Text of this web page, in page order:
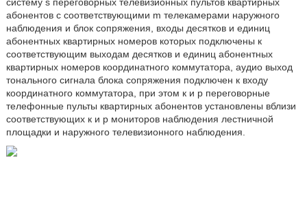
абонентов с соответствующими m телекамерами наружного
наблюдения и блок сопряжения, входы десятков и единиц
абонентных квартирных номеров которых подключены к
соответствующим выходам десятков и единиц абонентных
квартирных номеров координатного коммутатора, аудио выход
тонального сигнала блока сопряжения подключен к входу
координатного коммутатора, при этом к и p переговорные
телефонные пульты квартирных абонентов установлены вблизи
соответствующих к и p мониторов наблюдения лестничной
площадки и наружного телевизионного наблюдения.